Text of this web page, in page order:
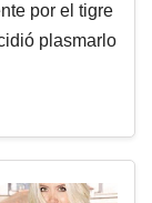
por el tigre
plasmarlo